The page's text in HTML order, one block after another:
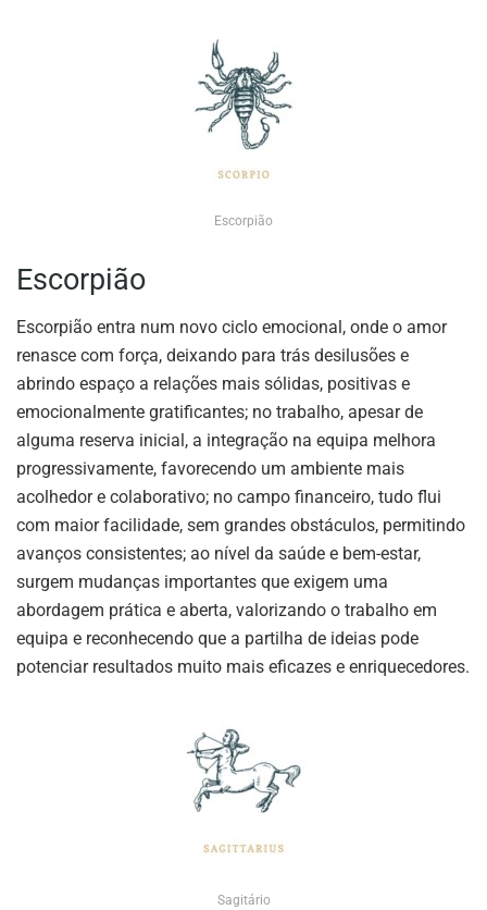
Escorpião
Escorpião
Escorpião entra num novo ciclo emocional, onde o amor
renasce com força, deixando para trás desilusões e
abrindo espaço a relações mais sólidas, positivas e
emocionalmente gratificantes; no trabalho, apesar de
alguma reserva inicial, a integração na equipa melhora
progressivamente, favorecendo um ambiente mais
acolhedor e colaborativo; no campo financeiro, tudo flui
com maior facilidade, sem grandes obstáculos, permitindo
avanços consistentes; ao nível da saúde e bem-estar,
surgem mudanças importantes que exigem uma
abordagem prática e aberta, valorizando o trabalho em
equipa e reconhecendo que a partilha de ideias pode
potenciar resultados muito mais eficazes e enriquecedores.
Sagitário